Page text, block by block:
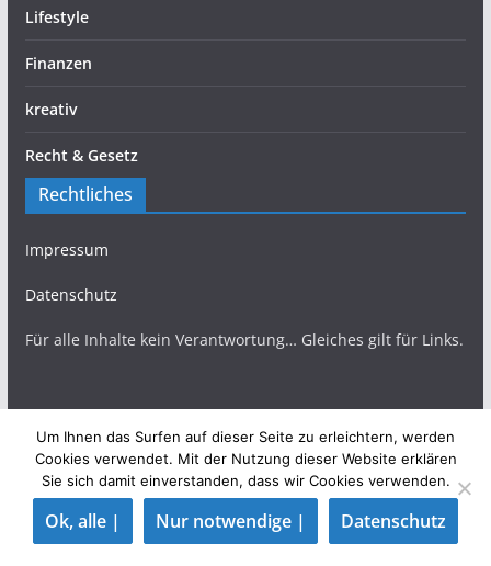
Lifestyle
Finanzen
kreativ
Recht & Gesetz
Rechtliches
Impressum
Datenschutz
Für alle Inhalte kein Verantwortung… Gleiches gilt für Links.
Copyright © 2026 TopBlogs Magazin. Alle Rechte
vorbehalten.
Theme:
ColorMag
von ThemeGrill. Präsentiert von
WordPress
Um Ihnen das Surfen auf dieser Seite zu erleichtern, werden
Cookies verwendet. Mit der Nutzung dieser Website erklären
Sie sich damit einverstanden, dass wir Cookies verwenden.
Ok, alle | Nur notwendige | Datenschutz